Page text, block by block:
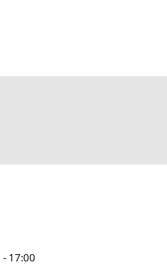
- 17:00